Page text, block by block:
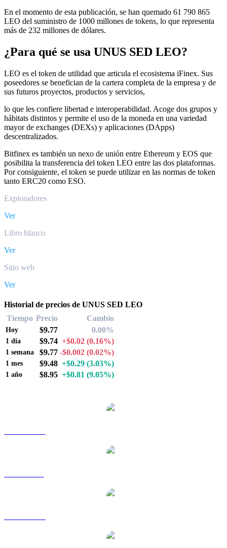
En el momento de esta publicación, se han quemado 61 790 865
LEO del suministro de 1000 millones de tokens, lo que representa
más de 232 millones de dólares.
¿Para qué se usa UNUS SED LEO?
LEO es el token de utilidad que articula el ecosistema iFinex. Sus
poseedores se benefician de la cartera completa de la empresa y de
sus futuros proyectos, productos y servicios,
lo que les confiere libertad e interoperabilidad. Acoge dos grupos y
hábitats distintos y permite el uso de la moneda en una variedad
mayor de exchanges (DEXs) y aplicaciones (DApps)
descentralizados.
Bitfinex es también un nexo de unión entre Ethereum y EOS que
posibilita la transferencia del token LEO entre las dos plataformas.
Por consiguiente, el token se puede utilizar en las normas de token
tanto ERC20 como ESO.
Exploradores
Ver
Libro blanco
Ver
Sitio web
Ver
Historial de precios de UNUS SED LEO
Tiempo Precio Cambio
Hoy $9.77 0.00%
1 día $9.74 +$0.02 (0.16%)
1 semana $9.77 -$0.002 (0.02%)
1 mes $9.48 +$0.29 (3.03%)
1 año $8.95 +$0.81 (9.05%)